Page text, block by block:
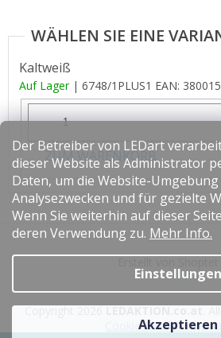
Der Betreiber von LEDart
dieser Website als Administrator
Daten, um die Website-
Analysezwecken und für gezielte
Wenn Sie weiterhin auf dieser
deren Verwendung zu. Mehr Info.
Einstellungen
Akzeptieren
Kaltweiß
Auf Lager | 6748/1PLUS1 EAN:
ZUM WARENKORB
Copyright 2026LEDAKTION.co.at.
Cookie-Einstellungen